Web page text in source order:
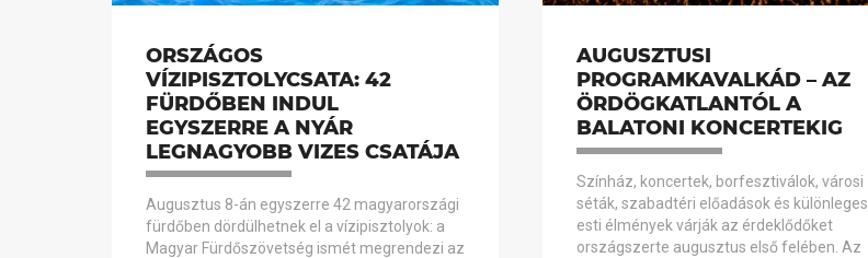
ORSZÁGOS
VÍZIPISZTOLYCSATA: 42
FÜRDŐBEN INDUL
EGYSZERRE A NYÁR
LEGNAGYOBB VIZES CSATÁJA
Augusztus 8-án egyszerre 42 magyarországi
fürdőben dördülhetnek el a vízipisztolyok: a
Magyar Fürdőszövetség ismét megrendezi az
AUGUSZTUSI
PROGRAMKAVALKÁD – AZ
ÖRDÖGKATLANTÓL A
BALATONI KONCERTEKIG
Színház, koncertek, borfesztiválok, városi
séták, szabadtéri előadások és különleges
esti élmények várják az érdeklődőket
országszerte augusztus első felében. Az